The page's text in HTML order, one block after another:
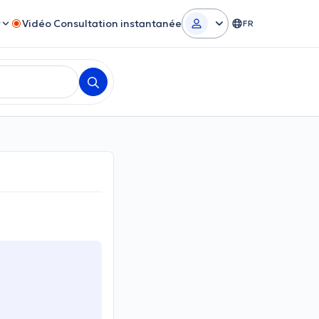
Vidéo Consultation instantanée FR